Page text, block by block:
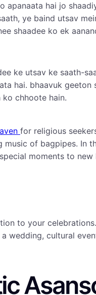
apanaata hai jo
ye baind utsav
shaadee ko ek
ke utsav ke saath-
hai. bhaavuk
ko chhoote hain.
for religious
of bagpipes. In
moments to new
to your
wedding, cultural